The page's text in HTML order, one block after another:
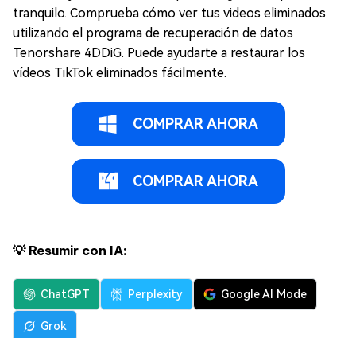
tranquilo. Comprueba cómo ver tus videos eliminados
utilizando el programa de recuperación de datos
Tenorshare 4DDiG. Puede ayudarte a restaurar los
vídeos TikTok eliminados fácilmente.
COMPRAR AHORA
COMPRAR AHORA
💡 Resumir con IA:
ChatGPT Perplexity Google AI Mode
Grok